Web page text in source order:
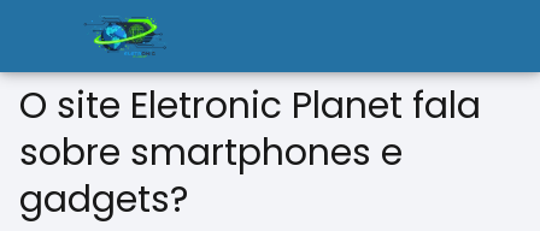
O site Eletronic Planet fala
sobre smartphones e
gadgets?